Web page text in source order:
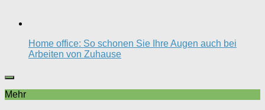
Home office: So schonen Sie Ihre Augen auch bei
Arbeiten von Zuhause
Mehr